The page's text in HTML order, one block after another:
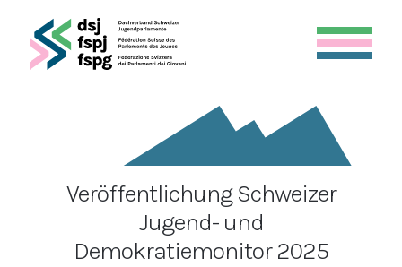
Veröffentlichung Schweizer
Jugend- und
Demokratiemonitor 2025